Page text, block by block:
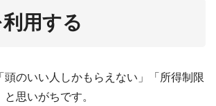
用する
頭のいい人しかもらえない」「所得制限
思いがちです。